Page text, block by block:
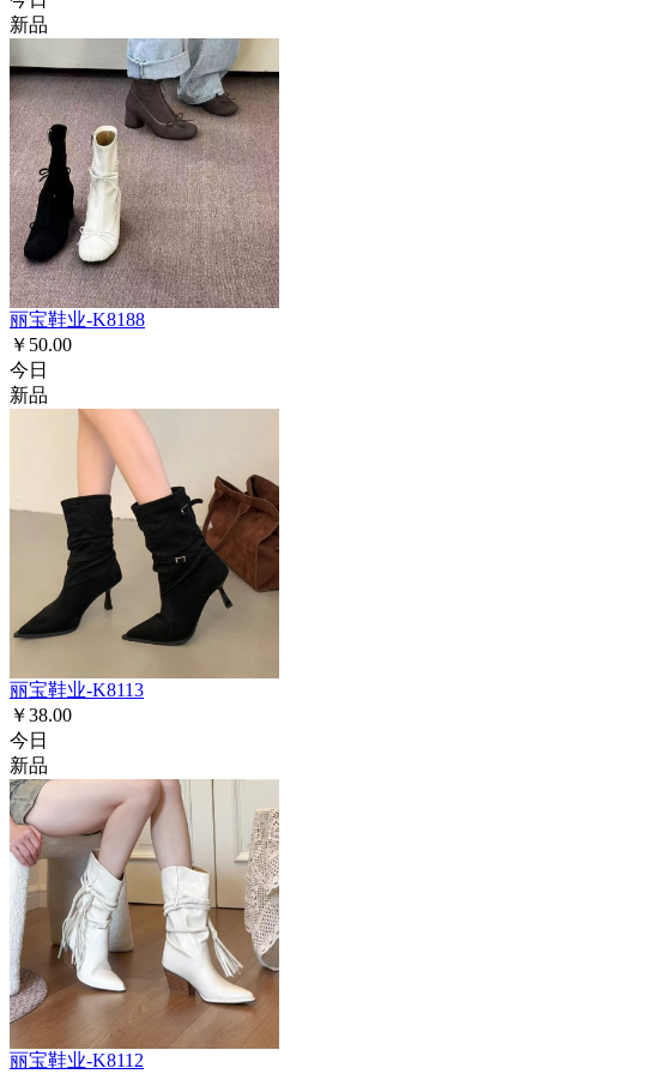
新品
丽宝鞋业-K8188
￥50.00
今日
新品
丽宝鞋业-K8113
￥38.00
今日
新品
丽宝鞋业-K8112